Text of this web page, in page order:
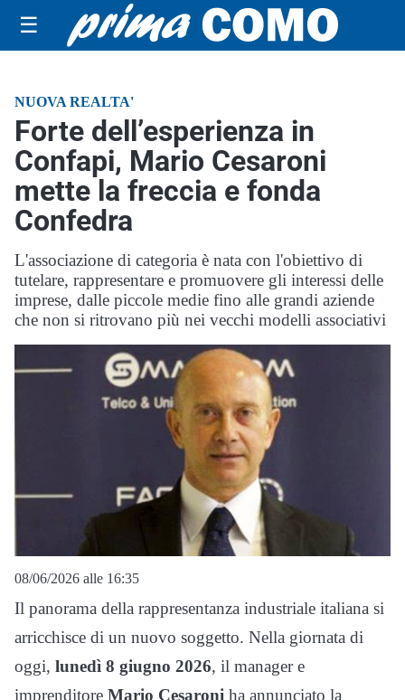
☰
NUOVA REALTA'
Forte dell’esperienza in
Confapi, Mario Cesaroni
mette la freccia e fonda
Confedra
L'associazione di categoria è nata con l'obiettivo di
tutelare, rappresentare e promuovere gli interessi delle
imprese, dalle piccole medie fino alle grandi aziende
che non si ritrovano più nei vecchi modelli associativi
08/06/2026 alle 16:35
Il panorama della rappresentanza industriale italiana si
arricchisce di un nuovo soggetto. Nella giornata di
oggi, lunedì 8 giugno 2026, il manager e
imprenditore Mario Cesaroni ha annunciato la